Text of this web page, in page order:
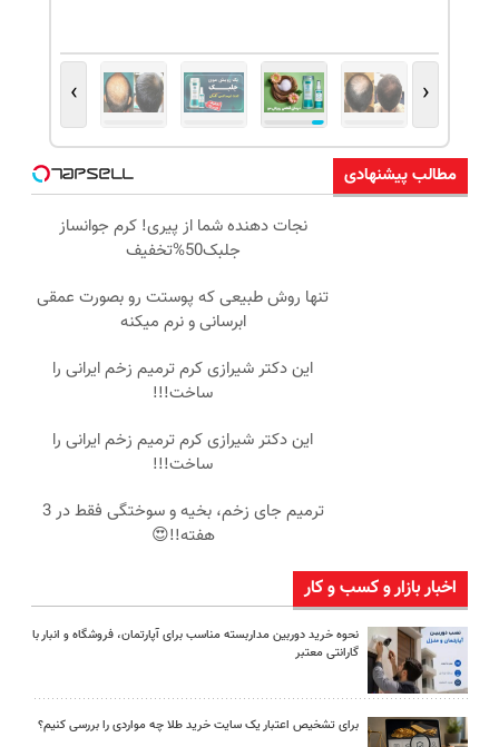
‹
›
مطالب پیشنهادی
نجات دهنده شما از پیری! کرم جوانساز
جلبک50%تخفیف
تنها روش طبیعی که پوستت رو بصورت عمقی
ابرسانی و نرم میکنه
این دکتر شیرازی کرم ترمیم زخم ایرانی را
ساخت!!!
این دکتر شیرازی کرم ترمیم زخم ایرانی را
ساخت!!!
ترمیم جای زخم، بخیه و سوختگی فقط در 3
هفته!!😍
اخبار بازار و کسب و کار
نحوه خرید دوربین مداربسته مناسب برای آپارتمان، فروشگاه و انبار با
گارانتی معتبر
برای تشخیص اعتبار یک سایت خرید طلا چه مواردی را بررسی کنیم؟